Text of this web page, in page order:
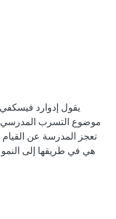
يقول إدوارد
تعجز المدرسة عن القيام
هي في طريقها إلى